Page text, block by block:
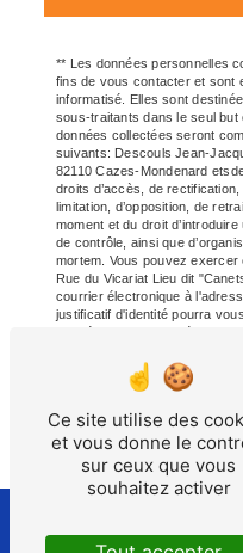
** Les données personnelles
fins de vous contacter et sont
informatisé. Elles sont
sous-traitants dans le seul
données collectées seront
suivants: Descouls Jean-
82110 Cazes-Mondenard
droits d’accès, de
limitation, d’opposition, de
moment et du droit
de contrôle, ainsi que
mortem. Vous pouvez
Rue du Vicariat Lieu dit
courrier électronique à
justificatif d'identité pourra
données pendant la période
de prescription légale aux
contentieux. Vous avez le
d'opposition au démarchage
. Consultez le
vos droits.
Ce site utilise des
et vous donne le
sur ceux que vous
souhaitez activer